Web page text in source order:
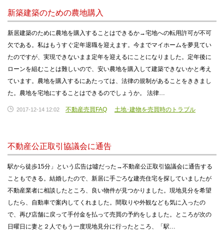
新築建築のための農地購入
新居建築のために農地を購入することはできるか→宅地への転用許可が不可
欠である。私はもうすぐ定年退職を迎えます。今までマイホームを夢見てい
たのですが、実現できないまま定年を迎えるにことになりました。定年後に
ローンを組むことは難しいので、安い農地を購入して建築できないかと考え
ています。農地を購入するにあたっては、法律の規制があることをききまし
た。農地を宅地にすることはできるのでしょうか。 法律…
2017-12-14 12:02 不動産売買FAQ 土地･建物を売買時のトラブル
不動産公正取引協議会に通告
駅から徒歩15分」という広告は噓だった→不動産公正取引協議会に通告する
こともできる。結婚したので、新居に手ごろな建売住宅を探していましたが
不動産業者に相談したところ、良い物件が見つかりました。現地見分を希望
したら、自動車で案内してくれました。間取りや外観なども気に入ったの
で、再び店舗に戻って手付金を払って売買の予約をしました。ところが次の
日曜日に妻と２人でもう一度現地見分に行ったところ、「駅…